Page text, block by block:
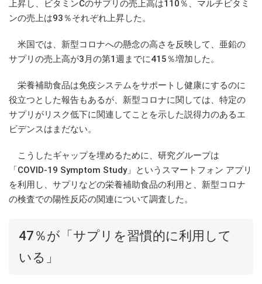
上昇し、ビタミンCのサプリの売上高は110％、マルチビタミ
ンの売上は93％それぞれ上昇した。
米国では、新型コロナへの懸念の高さを反映して、亜鉛の
サプリの売上高が3月の第1週までに415％増加した。
栄養補助食品は免疫システムをサポートし健康にするのに
役立つとした報告もあるが、新型コロナに関しては、特定の
サプリがリスク低下に関連してことを示した説得力のあるエ
ビデンスはまだない。
こうしたギャップを埋めるために、研究グループは
「COVID-19 Symptom Study」というスマートフォン アプリ
を利用し、サプリなどの栄養補助食品の利用と、新型コロナ
の検査での陽性反応の関連について調査した。
47％が「サプリを習慣的に利用して
いる」